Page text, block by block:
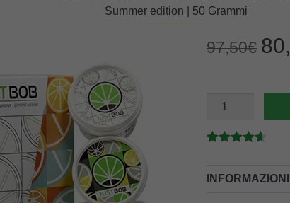
Summer edition | 50 Grammi
97,50€
price
SUMMER
quantità
4.60su 5